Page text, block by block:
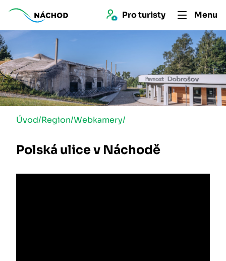
Pro turisty Menu
Úvod/Region/Webkamery/
Polská ulice v Náchodě